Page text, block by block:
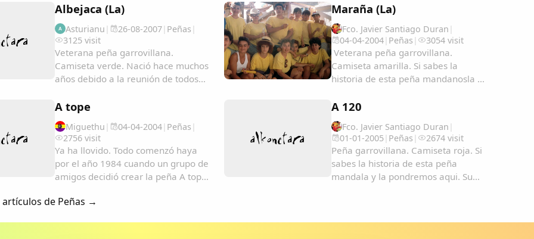
entre las demas peñas....
número hasta llegar a unos 50
suelen cantar algunos de los
cánticos más famosos de...
Albejaca (La)
A Asturianu | 26-08-2007| Peñas |
3125 visit
Veterana peña garrovillana.
Camiseta verde. Nació hace muchos
años debido a la reunión de todos
Calle San Pablo de Garrovillas. El
tablao detrás de las talanqueras. Es
una peña...
Maraña (La)
Fco. Javier Santiago Duran |
04-04-2004| Peñas | 3054 visit
Veterana peña garrovillana.
Camiseta amarilla. Si sabes la
historia de esta peña mandanosla y
A tope
Miguethu | 04-04-2004| Peñas |
2756 visit
Ya ha llovido. Todo comenzó haya
por el año 1984 cuando un grupo de
amigos decidió crear la peña A tope.
habido muchos cambios, el lugar
A 120
Fco. Javier Santiago Duran |
01-01-2005| Peñas | 2674 visit
Peña garrovillana. Camiseta roja. Si
sabes la historia de esta peña
mandala y la pondremos aqui. Su
de Peñas →